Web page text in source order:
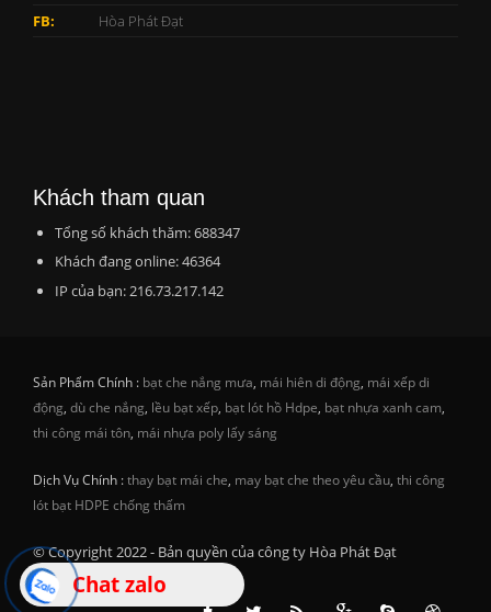
Chat zalo
FB:
Hòa Phát Đạt
Khách tham quan
Tổng số khách thăm: 688347
Khách đang online: 46364
IP của bạn: 216.73.217.142
Sản Phẩm Chính : bạt che nắng mưa, mái hiên di động, mái xếp di
động, dù che nắng, lều bạt xếp, bạt lót hồ Hdpe, bạt nhựa xanh cam,
thi công mái tôn, mái nhựa poly lấy sáng
Dịch Vụ Chính :thay bạt mái che, may bạt che theo yêu cầu, thi công
lót bạt HDPE chống thấm
© Copyright 2022 - Bản quyền của công ty Hòa Phát Đạt